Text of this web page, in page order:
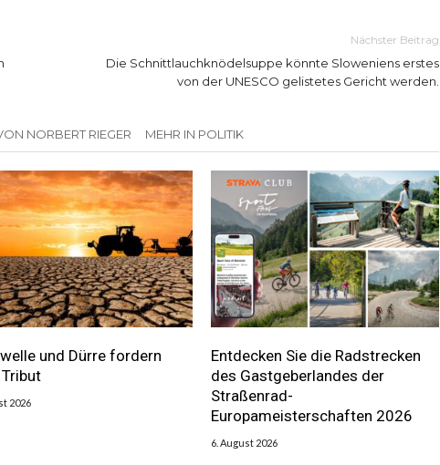
Nächster Beitrag
Die Schnittlauchknödelsuppe könnte Sloweniens erstes
von der UNESCO gelistetes Gericht werden.
NORBERT RIEGER MEHR IN POLITIK
und Dürre fordern
2026
Entdecken Sie die Radstrecken
des Gastgeberlandes der
Straßenrad-
Europameisterschaften 2026
6. August 2026